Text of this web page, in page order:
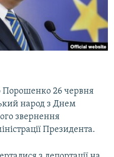
Порошенко 26 червня
народ з Днем
звернення
Президента.